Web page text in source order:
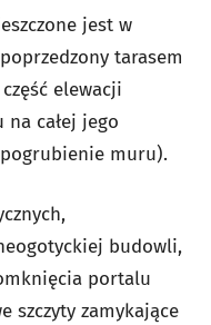
jest w
tarasem
elewacji
całej jego
muru).
budowli,
portalu
szczyty zamykające